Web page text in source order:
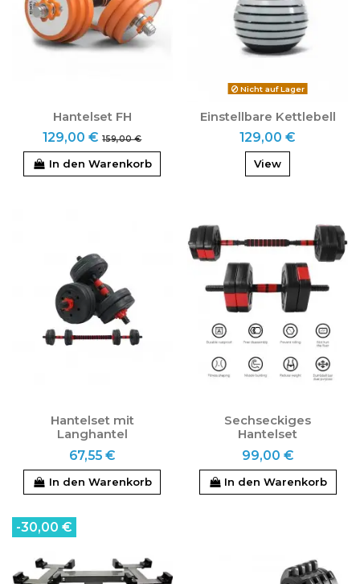
Hantelset FH
129,00 € 159,00 €
In den Warenkorb
Nicht auf Lager
Einstellbare Kettlebell
129,00 €
View
Hantelset mit
Langhantel
67,55 €
In den Warenkorb
Sechseckiges
Hantelset
99,00 €
In den Warenkorb
-30,00 €